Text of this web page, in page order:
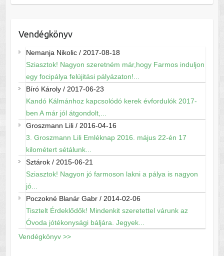
Vendégkönyv
Nemanja Nikolic/ 2017-08-18
Sziasztok! Nagyon szeretném már,hogy Farmos induljon
egy focipálya felújitási pályázaton!...
Bíró Károly/ 2017-06-23
Kandó Kálmánhoz kapcsolódó kerek évfordulók 2017-
ben A már jól átgondolt,...
Groszmann Lili/ 2016-04-16
3. Groszmann Lili Emléknap 2016. május 22-én 17
kilométert sétálunk...
Sztárok/ 2015-06-21
Sziasztok! Nagyon jó farmoson lakni a pálya is nagyon
jó...
Poczokné Blanár Gabr/ 2014-02-06
Tisztelt Érdeklődők! Mindenkit szeretettel várunk az
Óvoda jótékonysági báljára. Jegyek...
Vendégkönyv >>